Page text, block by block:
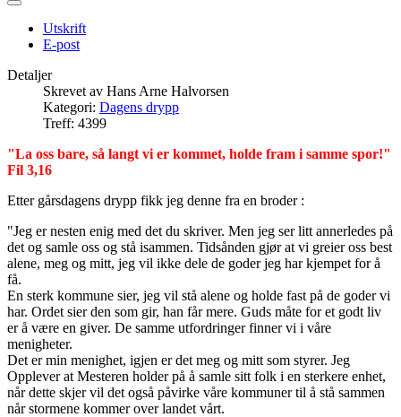
Utskrift
E-post
Detaljer
Skrevet av Hans Arne Halvorsen
Kategori: Dagens drypp
Treff: 4399
"La oss bare, så langt vi er kommet, holde fram i samme spor!"
Fil 3,16
Etter gårsdagens drypp fikk jeg denne fra en broder :
"Jeg er nesten enig med det du skriver. Men jeg ser litt annerledes på
det og samle oss og stå isammen. Tidsånden gjør at vi greier oss best
alene, meg og mitt, jeg vil ikke dele de goder jeg har kjempet for å
få.
En sterk kommune sier, jeg vil stå alene og holde fast på de goder vi
har. Ordet sier den som gir, han får mere. Guds måte for et godt liv
er å være en giver. De samme utfordringer finner vi i våre
menigheter.
Det er min menighet, igjen er det meg og mitt som styrer. Jeg
Opplever at Mesteren holder på å samle sitt folk i en sterkere enhet,
når dette skjer vil det også påvirke våre kommuner til å stå sammen
når stormene kommer over landet vårt.